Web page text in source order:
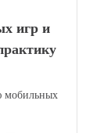
игр и
мобильных